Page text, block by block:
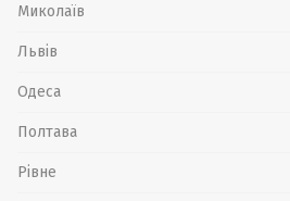
Миколаїв
Львів
Одеса
Полтава
Рівне